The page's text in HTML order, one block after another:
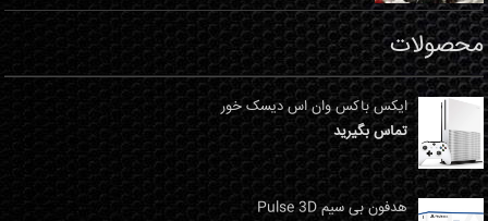
محصولات
ایکس باکس وان اس دیسک خور
تماس بگیرید
هدفون بی سیم Pulse 3D